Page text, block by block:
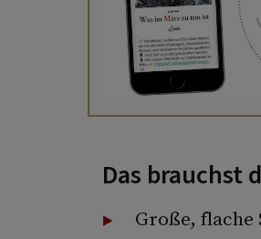
Das brauchst
Große, flache